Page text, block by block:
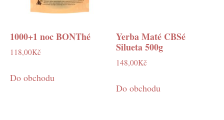
1000+1 noc BONThé
118,00Kč
Do obchodu
Yerba Maté CBSé
Silueta 500g
148,00Kč
Do obchodu